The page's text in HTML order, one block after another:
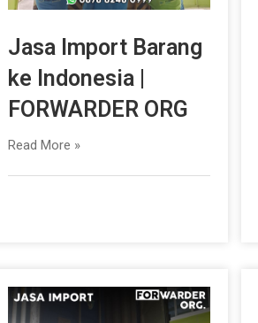
Jasa Import Barang
ke Indonesia |
FORWARDER ORG
Read More »